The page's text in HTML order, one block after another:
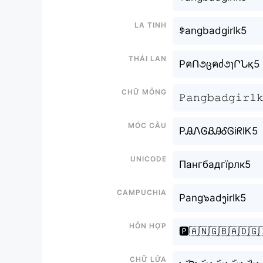
La tinh
ꉣangbadgirlk5
Thái lan
PคՈ૭ცคძ૭ɿՐՆқ5
Chữ mỏng
Móc câu
PᎯᏁᎶᏰᎯᎴᎶiᖇlᏦ5
Unicode
Пангбадгїрлк5
Campuchia
Pang๖adງirlk5
Hỗn hợp
Chữ Lửa